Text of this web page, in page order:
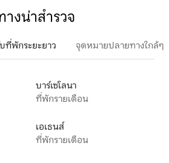
งน่าสำรวจ
พักระยะยาว จุดหมายปลายทางใกล้ๆ
บาร์เซโลนา
ที่พักรายเดือน
เอเธนส์
ที่พักรายเดือน